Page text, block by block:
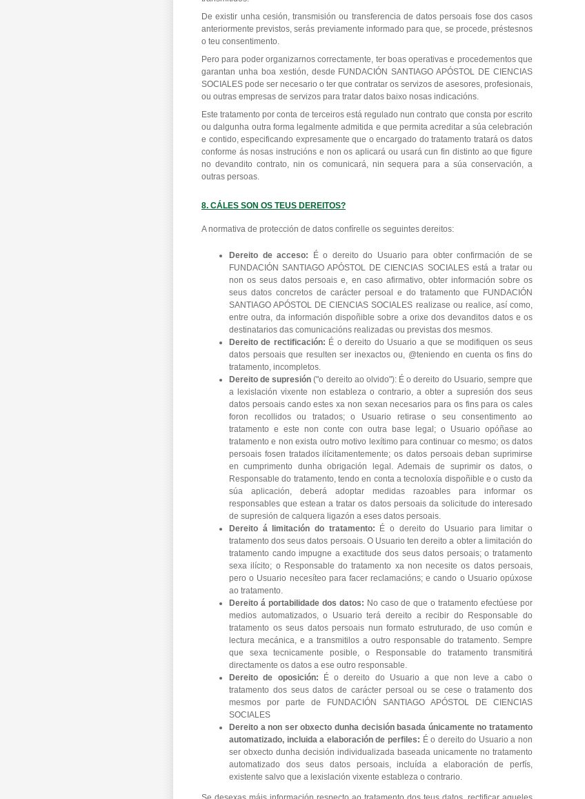
De existir unha cesión, transmisión ou transferencia de datos persoais fose dos casos
anteriormente previstos, serás previamente informado para que, se procede, préstesnos
o teu consentimento.
Pero para poder organizarnos correctamente, ter boas operativas e procedementos que
garantan unha boa xestión, desde FUNDACIÓN SANTIAGO APÓSTOL DE CIENCIAS
SOCIALES pode ser necesario o ter que contratar os servizos de asesores, profesionais,
ou outras empresas de servizos para tratar datos baixo nosas indicacións.
Este tratamento por conta de terceiros está regulado nun contrato que consta por escrito
ou dalgunha outra forma legalmente admitida e que permita acreditar a súa celebración
e contido, especificando expresamente que o encargado do tratamento tratará os datos
conforme ás nosas instrucións e non os aplicará ou usará cun fin distinto ao que figure
no devandito contrato, nin os comunicará, nin sequera para a súa conservación, a
outras persoas.
8. CÁLES SON OS TEUS DEREITOS?
A normativa de protección de datos confírelle os seguintes dereitos:
Dereito de acceso:
É o dereito do Usuario para obter confirmación de se
FUNDACIÓN SANTIAGO APÓSTOL DE CIENCIAS SOCIALES está a tratar ou
non os seus datos persoais e, en caso afirmativo, obter información sobre os
seus datos concretos de carácter persoal e do tratamento que FUNDACIÓN
SANTIAGO APÓSTOL DE CIENCIAS SOCIALES realizase ou realice, así como,
entre outra, da información dispoñible sobre a orixe dos devanditos datos e os
destinatarios das comunicacións realizadas ou previstas dos mesmos.
Dereito de rectificación: É o dereito do Usuario a que se modifiquen os seus
datos persoais que resulten ser inexactos ou, @teniendo en cuenta os fins do
tratamento, incompletos.
Dereito de supresión ("o dereito ao olvido"): É o dereito do Usuario, sempre que
a lexislación vixente non estableza o contrario, a obter a supresión dos seus
datos persoais cando estes xa non sexan necesarios para os fins para os cales
foron recollidos ou tratados; o Usuario retirase o seu consentimento ao
tratamento e este non conte con outra base legal; o Usuario opóñase ao
tratamento e non exista outro motivo lexítimo para continuar co mesmo; os datos
persoais fosen tratados ilícitamentemente; os datos persoais deban suprimirse
en cumprimento dunha obrigación legal. Ademais de suprimir os datos, o
Responsable do tratamento, tendo en conta a tecnoloxía dispoñible e o custo da
súa aplicación, deberá adoptar medidas razoables para informar os
responsables que estean a tratar os datos persoais da solicitude do interesado
de supresión de calquera ligazón a eses datos persoais.
Dereito á limitación do tratamento: É o dereito do Usuario para limitar o
tratamento dos seus datos persoais. O Usuario ten dereito a obter a limitación do
tratamento cando impugne a exactitude dos seus datos persoais; o tratamento
sexa ilícito; o Responsable do tratamento xa non necesite os datos persoais,
pero o Usuario necesíteo para facer reclamacións; e cando o Usuario opúxose
ao tratamento.
Dereito á portabilidade dos datos: No caso de que o tratamento efectúese por
medios automatizados, o Usuario terá dereito a recibir do Responsable do
tratamento os seus datos persoais nun formato estruturado, de uso común e
lectura mecánica, e a transmitilos a outro responsable do tratamento. Sempre
que sexa tecnicamente posible, o Responsable do tratamento transmitirá
directamente os datos a ese outro responsable.
Dereito de oposición: É o dereito do Usuario a que non leve a cabo o
tratamento dos seus datos de carácter persoal ou se cese o tratamento dos
mesmos por parte de FUNDACIÓN SANTIAGO APÓSTOL DE CIENCIAS
SOCIALES
Dereito a non ser obxecto dunha decisión basada únicamente no tratamento
automatizado, incluida a elaboración de perfiles: É o dereito do Usuario a non
ser obxecto dunha decisión individualizada baseada unicamente no tratamento
automatizado dos seus datos persoais, incluída a elaboración de perfís,
existente salvo que a lexislación vixente estableza o contrario.